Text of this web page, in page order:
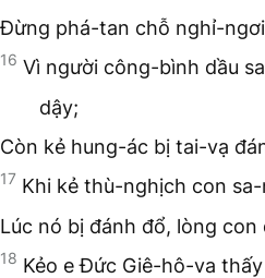
Đừng phá-tan chỗ nghỉ-
16 Vì người công-bình dầu
dậy;
Còn kẻ hung-ác bị tai-vạ
17 Khi kẻ thù-nghịch con
Lúc nó bị đánh đổ, lòng
18 Kẻo e Đức Giê-hô-va